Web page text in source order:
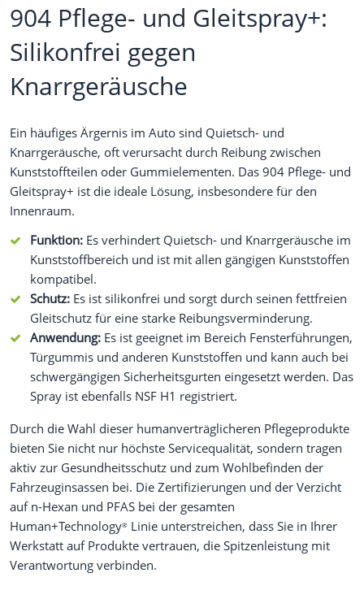
904 Pflege- und Gleitspray+:
Silikonfrei gegen
Knarrgeräusche
Ein häufiges Ärgernis im Auto sind Quietsch- und
Knarrgeräusche, oft verursacht durch Reibung zwischen
Kunststoffteilen oder Gummielementen. Das 904 Pflege- und
Gleitspray+ ist die ideale Lösung, insbesondere für den
Innenraum.
Funktion: Es verhindert Quietsch- und Knarrgeräusche im
Kunststoffbereich und ist mit allen gängigen Kunststoffen
kompatibel.
Schutz: Es ist silikonfrei und sorgt durch seinen fettfreien
Gleitschutz für eine starke Reibungsverminderung.
Anwendung: Es ist geeignet im Bereich Fensterführungen,
Türgummis und anderen Kunststoffen und kann auch bei
schwergängigen Sicherheitsgurten eingesetzt werden. Das
Spray ist ebenfalls NSF H1 registriert.
Durch die Wahl dieser humanverträglicheren Pflegeprodukte
bieten Sie nicht nur höchste Servicequalität, sondern tragen
aktiv zur Gesundheitsschutz und zum Wohlbefinden der
Fahrzeuginsassen bei. Die Zertifizierungen und der Verzicht
auf n-Hexan und PFAS bei der gesamten
Human+Technology® Linie unterstreichen, dass Sie in Ihrer
Werkstatt auf Produkte vertrauen, die Spitzenleistung mit
Verantwortung verbinden.